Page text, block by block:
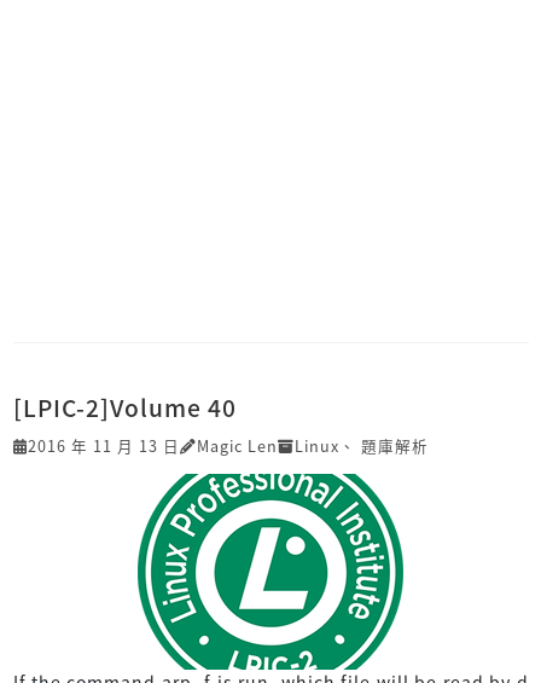
[LPIC-2]Volume 40
2016 年 11 月 13 日 Magic Len Linux 、 題庫解析